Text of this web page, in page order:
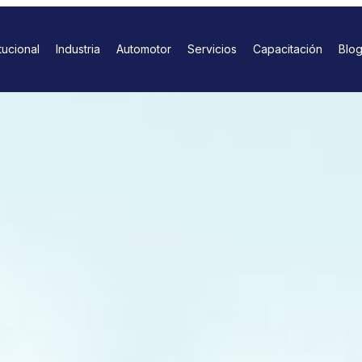
Industria Automotor Servicios Capacitación Blog